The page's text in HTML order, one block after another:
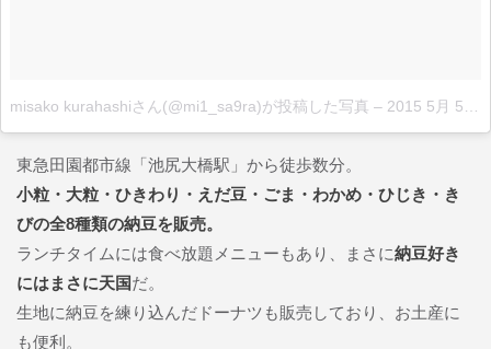
misako kurahashiさん(@mi1_sa9ra)が投稿した写真 – 2015 5月 5 10:41午後 PDT
東急田園都市線「池尻大橋駅」から徒歩数分。
小粒・大粒・ひきわり・えだ豆・ごま・わかめ・ひじき・き
びの全8種類の納豆を販売。
ランチタイムには食べ放題メニューもあり、まさに納豆好き
にはまさに天国だ。
生地に納豆を練り込んだドーナツも販売しており、お土産に
も便利。